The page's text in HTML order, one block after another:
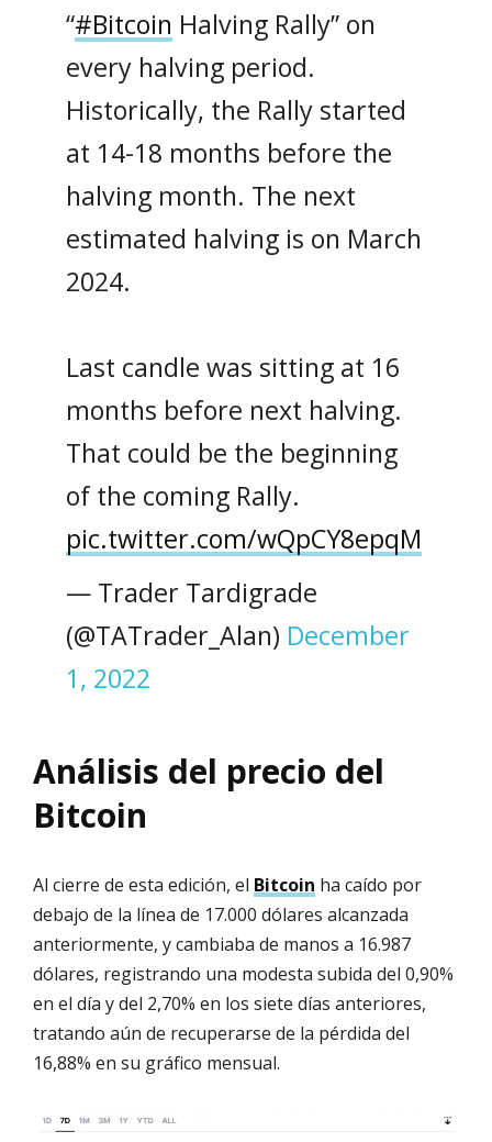
“#Bitcoin Halving Rally” on
every halving period.
Historically, the Rally started
at 14-18 months before the
halving month. The next
estimated halving is on March
2024.
Last candle was sitting at 16
months before next halving.
That could be the beginning
of the coming Rally.
pic.twitter.com/wQpCY8epqM
— Trader Tardigrade
(@TATrader_Alan) December
1, 2022
Análisis del precio del
Bitcoin
Al cierre de esta edición, el Bitcoin ha caído por
debajo de la línea de 17.000 dólares alcanzada
anteriormente, y cambiaba de manos a 16.987
dólares, registrando una modesta subida del 0,90%
en el día y del 2,70% en los siete días anteriores,
tratando aún de recuperarse de la pérdida del
16,88% en su gráfico mensual.